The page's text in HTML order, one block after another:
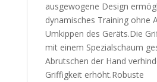
ausgewogene Design
dynamisches Training ohne
Umkippen des Geräts.Die
mit einem Spezialschaum
Abrutschen der Hand
Griffigkeit erhöht.Robuste